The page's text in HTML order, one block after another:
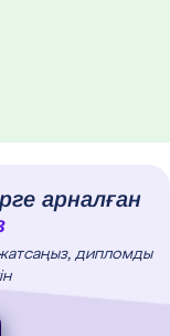
арналған
жатсаңыз, дипломды